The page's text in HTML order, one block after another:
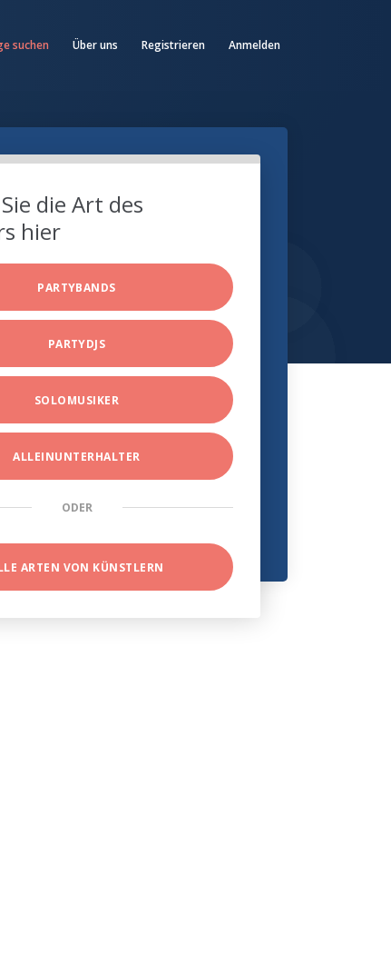
suchen Über uns Registrieren Anmelden
die Art des
hier
PARTYBANDS
PARTYDJS
SOLOMUSIKER
ALLEINUNTERHALTER
ODER
ARTEN VON KÜNSTLERN